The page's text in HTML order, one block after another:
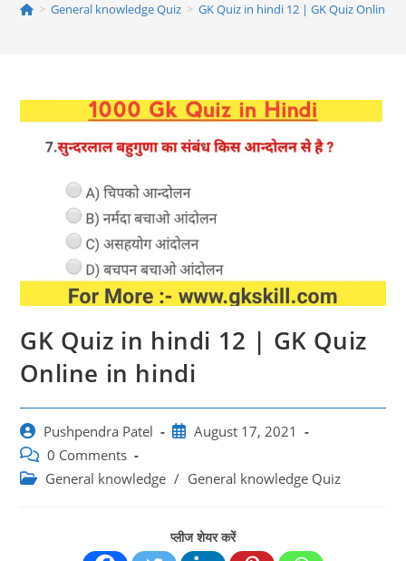
> General knowledge Quiz > GK Quiz in hindi 12 | GK Quiz Online
GK Quiz in hindi 12 | GK Quiz
Online in hindi
Post
author:
Pushpendra Patel
PostAugust 17, 2021
Post
comments:
0 Comments
Post General knowledge / General knowledge Quiz
प्लीज शेयर करें